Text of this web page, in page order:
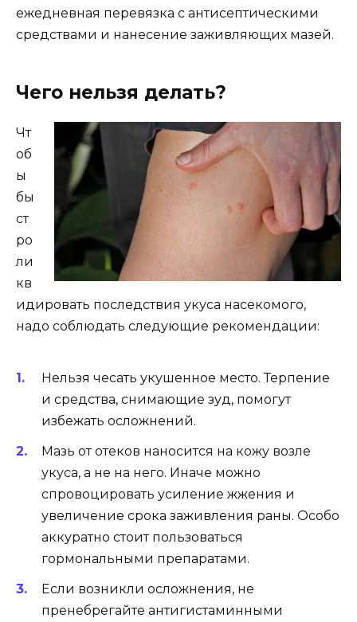
ежедневная перевязка с антисептическими
средствами и нанесение заживляющих мазей.
Чего нельзя делать?
Чт
об
ы
бы
ст
ро
ли
кв
идировать последствия укуса насекомого,
надо соблюдать следующие рекомендации:
Нельзя чесать укушенное место. Терпение
и средства, снимающие зуд, помогут
избежать осложнений.
Мазь от отеков наносится на кожу возле
укуса, а не на него. Иначе можно
спровоцировать усиление жжения и
увеличение срока заживления раны. Особо
аккуратно стоит пользоваться
гормональными препаратами.
Если возникли осложнения, не
пренебрегайте антигистаминными